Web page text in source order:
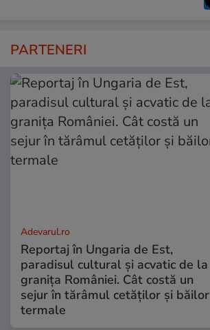
PARTENERI
Adevarul.ro
Reportaj în Ungaria de Est,
paradisul cultural și acvatic de la
granița României. Cât costă un
sejur în tărâmul cetăților și băilor
termale